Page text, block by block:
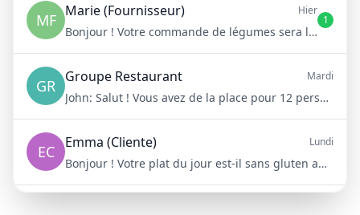
MF Marie (Fournisseur) Hier
Bonjour ! Votre commande de légumes sera livrée demain matin à 8h
1
GR Groupe Restaurant Mardi
John: Salut ! Vous avez de la place pour 12 personnes samedi soir ?
EC Emma (Cliente) Lundi
Bonjour ! Votre plat du jour est-il sans gluten aujourd'hui ?